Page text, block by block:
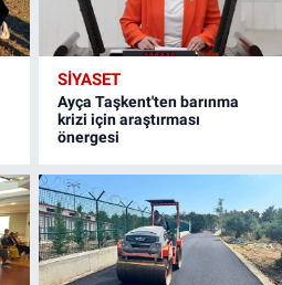
SİYASET
Ayça Taşkent'ten barınma
krizi için araştırması
önergesi